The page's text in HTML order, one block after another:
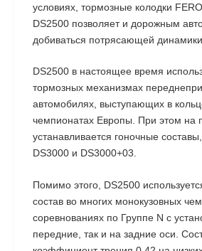
условиях, тормозные колодки
DS2500 позволяет и дорожным
добиваться потрясающей
DS2500 в настоящее время
тормозных механизмах
автомобилях, выступающих в
чемпионатах Европы. При этом на
устанавливается гоночные
DS3000 и DS3000+03.
Помимо этого, DS2500
состав во многих монокузовных
соревнованиях по Группе N с
передние, так и на задние оси.